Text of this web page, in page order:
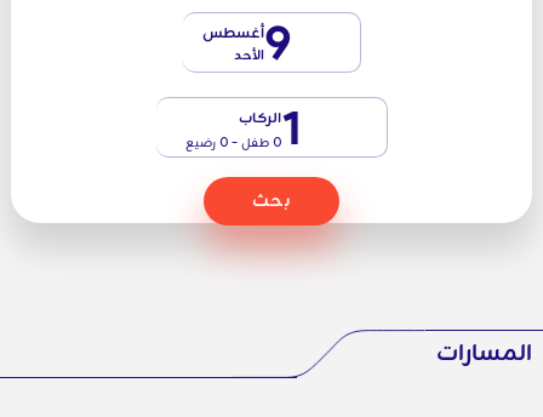
9أغسطس
الأحد
1الركاب
0 طفل - 0 رضيع
بحث
المسارات